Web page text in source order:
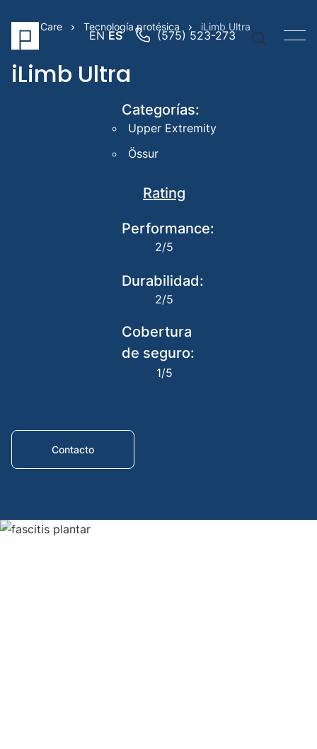
EN ES (575) 523-273
Prime Care Tecnología protésica iLimb Ultra
iLimb Ultra
Categorías:
Upper Extremity
Össur
Rating
Performance:
2/5
Durabilidad:
2/5
Cobertura
de seguro:
1/5
Contacto